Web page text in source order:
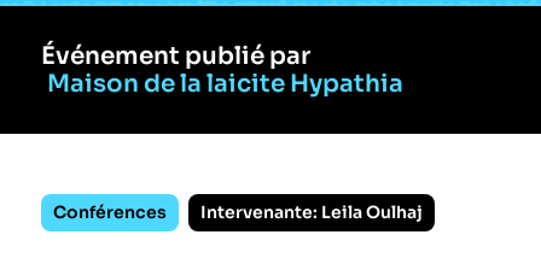
Événement publié par
Maison de la laicite Hypathia
Conférences Intervenante: Leila Oulhaj